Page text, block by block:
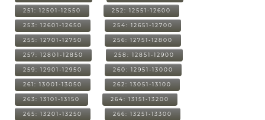
251: 12501-12550 252: 12551-12600
253: 12601-12650 254: 12651-12700
255: 12701-12750 256: 12751-12800
257: 12801-12850 258: 12851-12900
259: 12901-12950 260: 12951-13000
261: 13001-13050 262: 13051-13100
263: 13101-13150 264: 13151-13200
265: 13201-13250 266: 13251-13300